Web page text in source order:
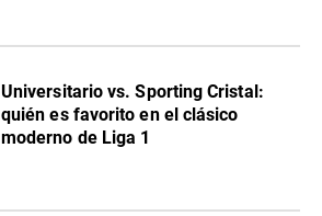
Universitario vs. Sporting Cristal:
quién es favorito en el clásico
moderno de Liga 1